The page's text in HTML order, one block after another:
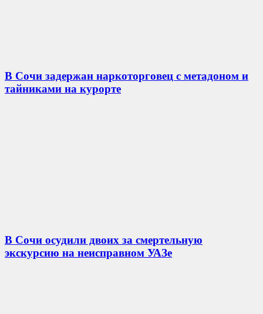
В Сочи задержан наркоторговец с метадоном и
тайниками на курорте
В Сочи осудили двоих за смертельную
экскурсию на неисправном УАЗе